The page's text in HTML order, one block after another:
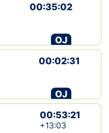
00:35:02
OJ
00:02:31
OJ
00:53:21
+13:03